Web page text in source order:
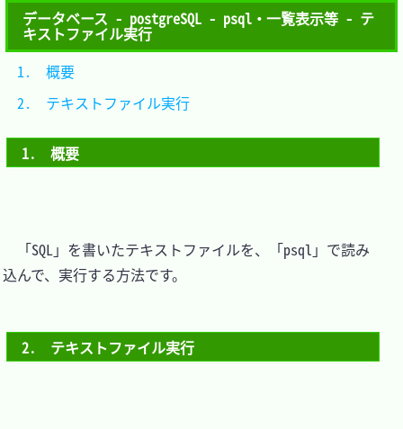
データベース - postgreSQL - psql・一覧表示等 - テ
キストファイル実行
1.　概要
「SQL」を書いたテキストファイルを、「psql」で読み
込んで、実行する方法です。
2.　テキストファイル実行